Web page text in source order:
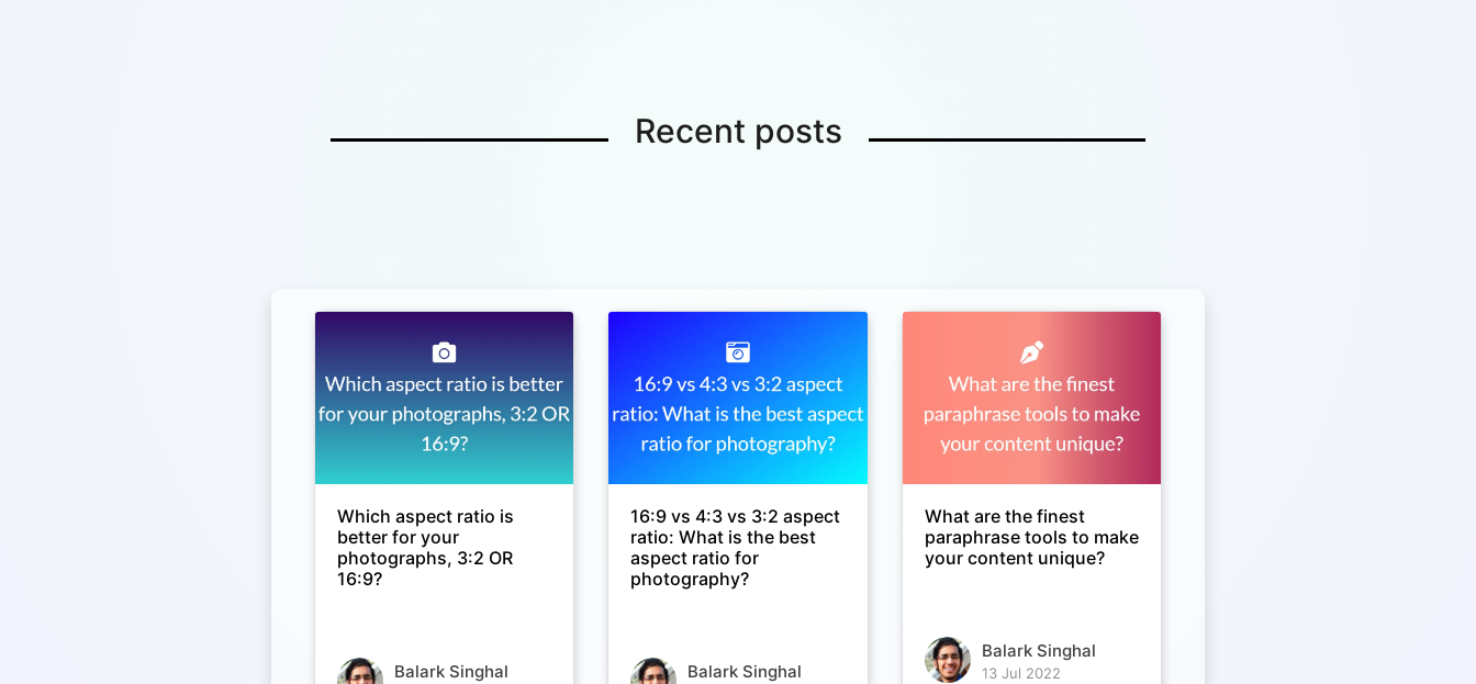
Recent posts
Which aspect ratio is
better for your
photographs, 3:2 OR
16:9?
Balark Singhal
16:9 vs 4:3 vs 3:2 aspect
ratio: What is the best
aspect ratio for
photography?
Balark Singhal
What are the finest
paraphrase tools to make
your content unique?
Balark Singhal
13 Jul 2022